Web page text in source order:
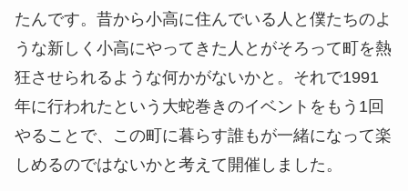
たんです。昔から小高に住んでいる人と僕たちのよ
うな新しく小高にやってきた人とがそろって町を熱
狂させられるような何かがないかと。それで1991
年に行われたという大蛇巻きのイベントをもう1回
やることで、この町に暮らす誰もが一緒になって楽
しめるのではないかと考えて開催しました。